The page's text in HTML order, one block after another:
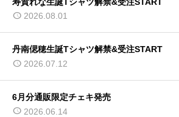
2026.08.01
丹南偲穂生誕Tシャツ解禁&受注START
2026.07.12
6月分通販限定チェキ発売
2026.06.14